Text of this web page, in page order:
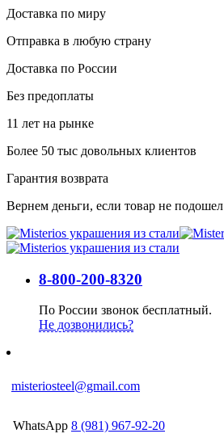
Доставка по миру
Отправка в любую страну
Доставка по России
Без предоплаты
11 лет на рынке
Более 50 тыс довольных клиентов
Гарантия возврата
Вернем деньги, если товар не подошел
8-800-200-8320
По России звонок бесплатный.
Не дозвонились?
misteriosteel@gmail.com
WhatsApp 8 (981) 967-92-20